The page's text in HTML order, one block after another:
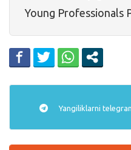
Young Professionals
Yangiliklarni